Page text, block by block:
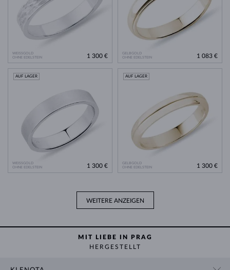
WEISSGOLD
OHNE EDELSTEIN
1 300 €
GELBGOLD
OHNE EDELSTEIN
1 083 €
WEISSGOLD
OHNE EDELSTEIN
AUF LAGER
1 300 €
GELBGOLD
OHNE EDELSTEIN
AUF LAGER
1 300 €
WEITERE ANZEIGEN
MIT LIEBE IN PRAG
HERGESTELLT